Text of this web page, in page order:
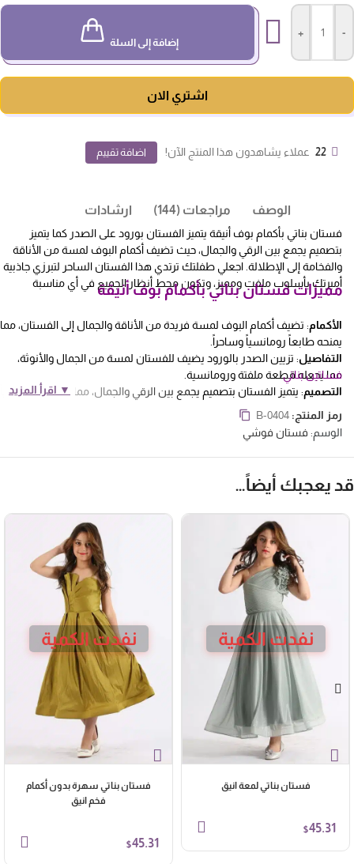
إضافة إلى السلة
اشتري الان
22 عملاء يشاهدون هذا المنتج الآن! اضافة تقييم
الوصف مراجعات (144) ارشادات
فستان بناتي بأكمام بوف أنيقة يتميز الفستان بورود على الصدر كما يتميز
بتصميم يجمع بين الرقي والجمال، حيث تضيف أكمام البوف لمسة من الأناقة
والفخامة إلى الإطلالة. اجعلي طفلتك ترتدي هذا الفستان الساحر لتبرزي جاذبية
أميرتك بأسلوب ملفت ومميز، وتكون محط أنظار الجميع في أي مناسبة
مميزات فستان بناتي بأكمام بوف أنيقة
الأكمام
▼ اقرأ المزيد
: تضيف أكمام البوف لمسة فريدة من الأناقة والجمال إلى الفستان، مما
يمنحه طابعاً رومانسياً وساحراً.
التفاصيل: تزيين الصدر بالورود يضيف للفستان لمسة من الجمال والأنوثة،
مما يجعله قطعة ملفتة ورومانسية.
التصميم: يتميز الفستان بتصميم يجمع بين الرقي والجمال، مما يجعله خياراً مثالياً
للأميرات الصغيرات اللواتي يبحثن عن إطلالة أنيقة.
اللمسة
: أكمام البوف تضيف لمسة من الأناقة والفخامة إلى الإطلالة، مما
يجعل الفستان لافتاً وجذاباً.
الجاذبية: باختيار هذا الفستان الساحر لطفلتك، ستبرزين جاذبية أميرتك بأسلوب
ملفت ومميز، وستكونين محط أنظار الجميع في أي مناسبة ترتدينه فيها.
فساتين بناتي
رمز المنتج:B-0404
الوسم:فستان فوشي
يعجبك أيضاً…
نفدت الكمية
فستان بناتي لمعة انيق
$45.31
نفدت الكمية
فستان بناتي سهرة بدون أكمام
فخم انيق
$45.31